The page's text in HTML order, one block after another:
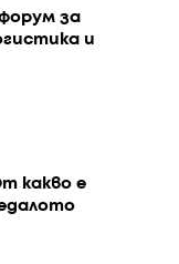
за
и
какво е